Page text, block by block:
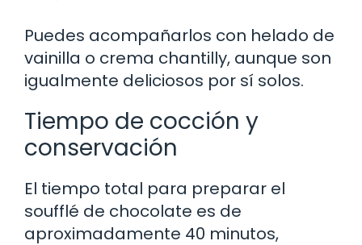
Puedes acompañarlos con helado de
vainilla o crema chantilly, aunque son
igualmente deliciosos por sí solos.
Tiempo de cocción y
conservación
El tiempo total para preparar el
soufflé de chocolate es de
aproximadamente 40 minutos,